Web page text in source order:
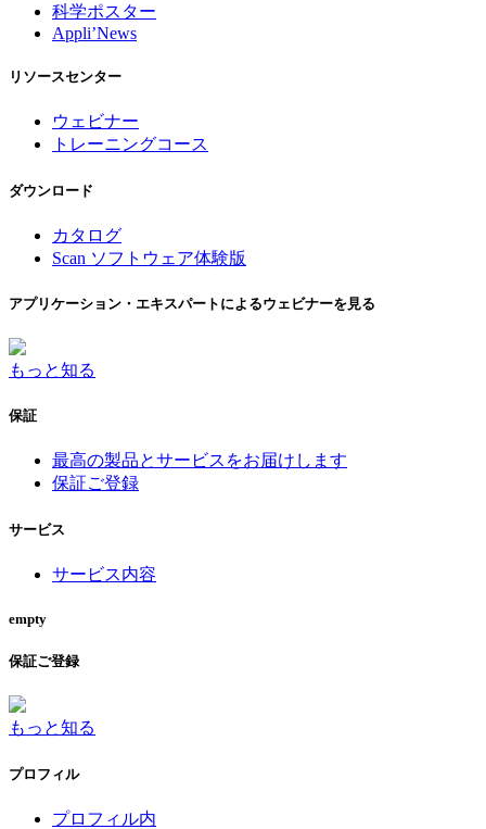
科学ポスター
Appli’News
リソースセンター
ウェビナー
トレーニングコース
ダウンロード
カタログ
Scan ソフトウェア体験版
アプリケーション・エキスパートによるウェビナーを見る
もっと知る
保証
最高の製品とサービスをお届けします
保証ご登録
サービス
サービス内容
empty
保証ご登録
もっと知る
プロフィル
プロフィル内